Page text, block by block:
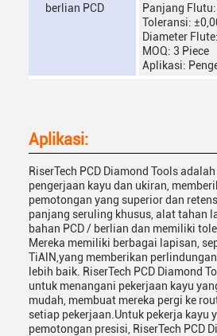
berlian PCD
Panjang
Toleransi:
Diameter
MOQ: 3 Piece
Aplikasi:
Aplikasi:
RiserTech PCD Diamond Tools
pengerjaan kayu dan ukiran,
pemotongan yang superior dan
panjang seruling khusus, alat tahan
bahan PCD / berlian dan memiliki
Mereka memiliki berbagai lapisan,
TiAlN,yang memberikan
lebih baik. RiserTech PCD Diamond
untuk menangani pekerjaan kayu
mudah, membuat mereka pergi ke
setiap pekerjaan.Untuk pekerja kayu
pemotongan presisi, RiserTech PCD